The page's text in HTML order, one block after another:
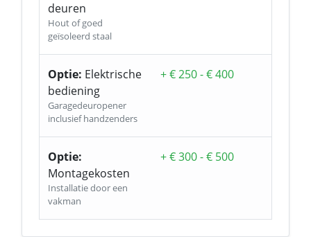
deuren
Hout of goed
geïsoleerd staal
Optie: Elektrische
bediening
Garagedeuropener
inclusief handzenders
+ € 250 - € 400
Optie:
Montagekosten
Installatie door een
vakman
+ € 300 - € 500